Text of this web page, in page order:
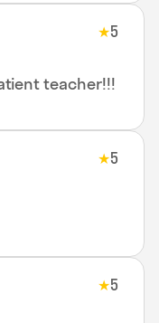
★5
teacher!!!
★5
★5